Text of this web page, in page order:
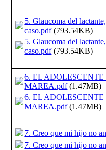
5. Glaucoma del
caso.pdf(793.54KB)
5. Glaucoma del
caso.pdf(793.54KB)
6. EL ADOLESCENTE
MAREA.pdf(1.47MB)
6. EL ADOLESCENTE
MAREA.pdf(1.47MB)
7. Creo que mi hijo no
7. Creo que mi hijo no